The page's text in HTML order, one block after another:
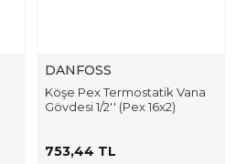
DANFOSS
Köşe Pex Termostatik Vana
Gövdesi 1/2'' (Pex 16x2)
753,44 TL